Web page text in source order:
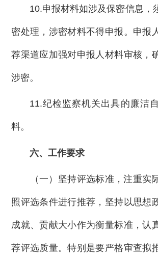
10.申报材料如涉及保密信息，
密处理，涉密材料不得申报。申报
荐渠道应加强对申报人材料审核，
涉密。
11.纪检监察机关出具的廉洁自
料。
六、工作要求
（一）坚持评选标准，注重实
照评选条件进行推荐，坚持以思想
成就、贡献大小作为衡量标准，认
荐评选质量。特别是要严格审查拟